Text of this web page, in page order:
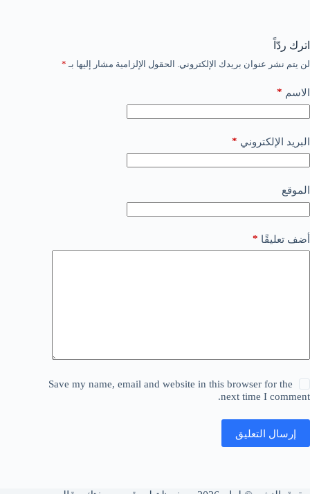
اترك ردّاً
لن يتم نشر عنوان بريدك الإلكتروني. الحقول الإلزامية مشار إليها بـ *
الاسم *
البريد الإلكتروني *
الموقع
أضف تعليقًا *
Save my name, email and website in this browser for the
next time I comment.
إرسال التعليق